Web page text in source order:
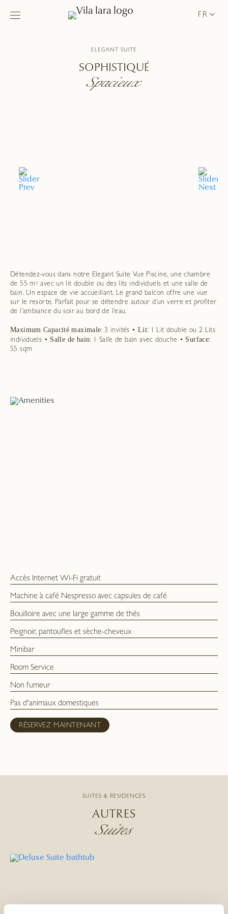
FR
ELEGANT SUITE
SOPHISTIQUÉ
Spacieux
Détendez-vous dans notre Elegant Suite Vue Piscine, une chambre
de 55 m² avec un lit double ou des lits individuels et une salle de
bain. Un espace de vie accueillant. Le grand balcon offre une vue
sur le resorte. Parfait pour se détendre autour d’un verre et profiter
de l’ambiance du soir au bord de l’eau.
Maximum Capacité maximale: 3 invités • Lit: 1 Lit double ou 2 Lits
individuels • Salle de bain: 1 Salle de bain avec douche • Surface:
55 sqm
Accès Internet Wi-Fi gratuit
Machine à café Nespresso avec capsules de café
Bouilloire avec une large gamme de thés
Peignoir, pantoufles et sèche-cheveux
Minibar
Room Service
Non fumeur
Pas d'animaux domestiques
RÉSERVEZ MAINTENANT
SUITES & RESIDENCES
AUTRES
Suites